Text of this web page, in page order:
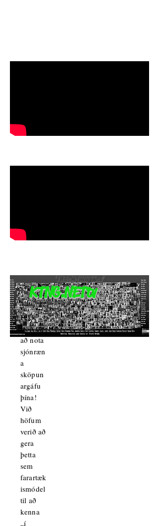
KTNG.NETtv
Fékk
stöð til
að nota
sjónræn
a
sköpun
argáfu
þína!
Við
höfum
verið að
gera
þetta
sem
farartæk
ismódel
til að
kenna
„í